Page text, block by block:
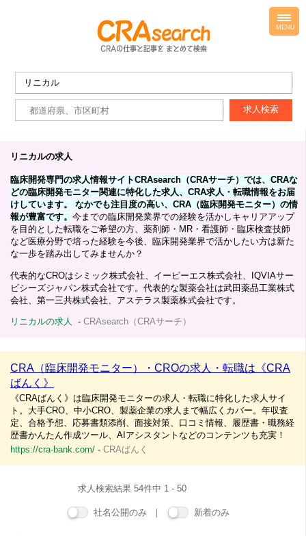
リニカルの求人
臨床開発専門の求人情報サイトCRAsearch（CRAサーチ）では、CRAな
どの臨床開発モニター関連に特化した求人、CRA求人・転職情報をお届
けしています。 なかでも注目度の高い、CRA（臨床開発モニター）の情
報が豊富です。 今までの臨床開発業界での経験を活かしキャリアアップ
を目的とした転職をご希望の方、薬剤師・MR・看護師・臨床検査技師
など医療分野で培った経験を今後、臨床開発業界で活かしたい方は新た
な一歩を踏み出してみませんか？
代表的なCROはシミック株式会社、イーピーエス株式会社、IQVIAサー
ビシーズジャパン株式会社です。代表的な製薬会社は武田薬品工業株式
会社、第一三共株式会社、アステラス製薬株式会社です。
リニカルの求人 - CRAsearch（CRAサーチ）
CRA（臨床開発モニター）・CROの求人・転職は《CRA
ばんく》
《CRAばんく》は臨床開発モニターの求人・転職に特化した求人サイ
ト。大手CRO、中小CRO、製薬企業の求人まで幅広くカバー。年収査
定、合格予想、応募書類添削、面接対策、口コミ情報、履歴書・職務経
歴書かんたん作成ツール、AIアシスタントなどのコンテンツも充実！
https://cra-bank.com/ - CRAばんく
求人検索結果 54件中 1 - 50
社名公開のみ ｜ 新着のみ
MENU